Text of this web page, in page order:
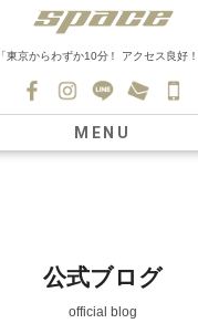
「東京からわずか10分！ アクセス良好！
MENU
新車情報
在庫車情報
公式ブログ
official blog